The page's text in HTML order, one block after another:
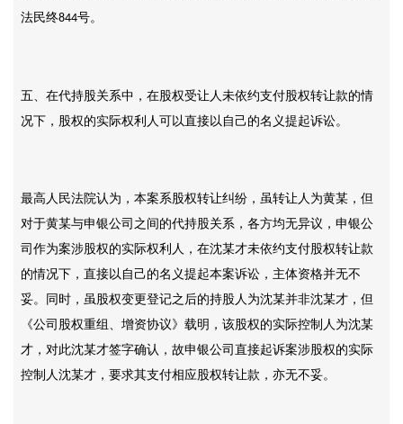
法民终844号。
五、在代持股关系中，在股权受让人未依约支付股权转让款的情
况下，股权的实际权利人可以直接以自己的名义提起诉讼。
最高人民法院认为，本案系股权转让纠纷，虽转让人为黄某，但
对于黄某与申银公司之间的代持股关系，各方均无异议，申银公
司作为案涉股权的实际权利人，在沈某才未依约支付股权转让款
的情况下，直接以自己的名义提起本案诉讼，主体资格并无不
妥。同时，虽股权变更登记之后的持股人为沈某并非沈某才，但
《公司股权重组、增资协议》载明，该股权的实际控制人为沈某
才，对此沈某才签字确认，故申银公司直接起诉案涉股权的实际
控制人沈某才，要求其支付相应股权转让款，亦无不妥。